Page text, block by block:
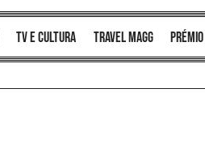
TV e cultura Travel MAGG